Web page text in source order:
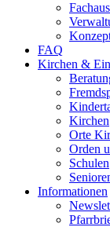
FAQ
Kirchen &
Kirchen
Orte
Orden
Schulen
Informationen